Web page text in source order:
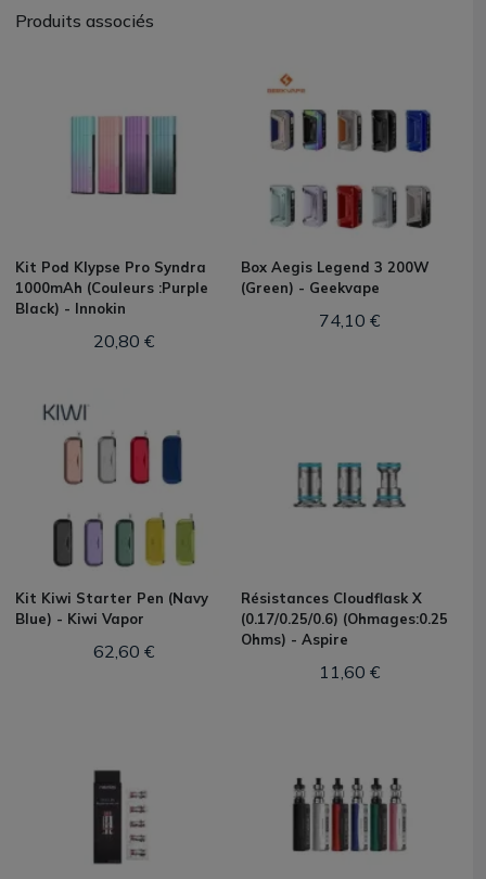
Produits associés
Kit Pod Klypse Pro Syndra
1000mAh (Couleurs :Purple
Black) - Innokin
20,80 €
Box Aegis Legend 3 200W
(Green) - Geekvape
74,10 €
Kit Kiwi Starter Pen (Navy
Blue) - Kiwi Vapor
62,60 €
Résistances Cloudflask X
(0.17/0.25/0.6) (Ohmages:0.25
Ohms) - Aspire
11,60 €